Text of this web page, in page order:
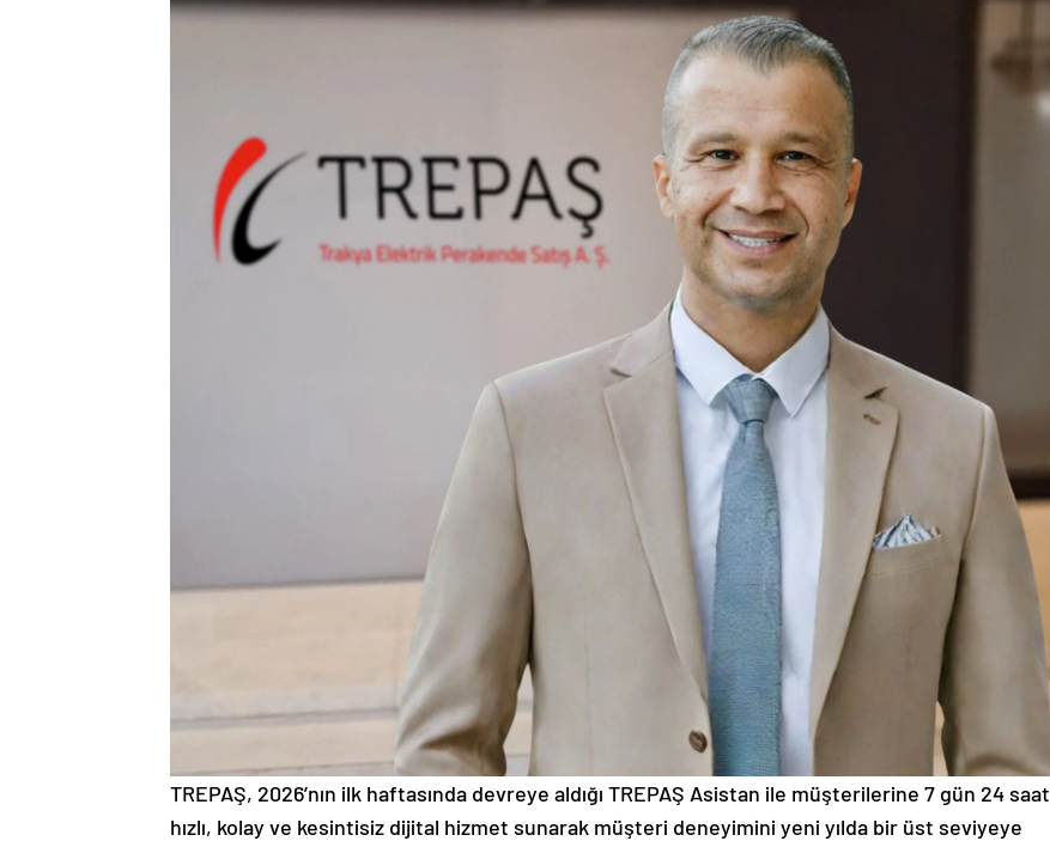
TREPAŞ, 2026’nın ilk haftasında devreye aldığı TREPAŞ Asistan ile müşterilerine 7 gün 24 saat
hızlı, kolay ve kesintisiz dijital hizmet sunarak müşteri deneyimini yeni yılda bir üst seviyeye